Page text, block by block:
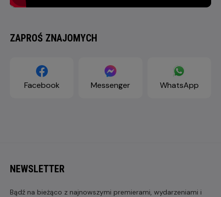
ZAPROŚ ZNAJOMYCH
Facebook Messenger WhatsApp
NEWSLETTER
Bądź na bieżąco z najnowszymi premierami, wydarzeniami i